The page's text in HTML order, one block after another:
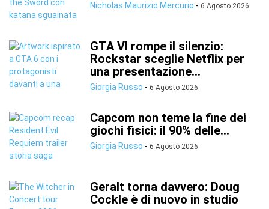
Nicholas Maurizio Mercurio - 6 Agosto 2026
GTA VI rompe il silenzio:
Rockstar sceglie Netflix per
una presentazione...
Giorgia Russo - 6 Agosto 2026
Capcom non teme la fine dei
giochi fisici: il 90% delle...
Giorgia Russo - 6 Agosto 2026
Geralt torna davvero: Doug
Cockle è di nuovo in studio